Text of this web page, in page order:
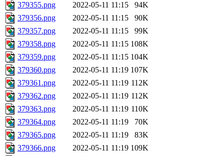
379355.png 2022-05-11 11:15
94K
379356.png
2022-05-11 11:15
90K
379357.png
2022-05-11 11:15
99K
379358.png
2022-05-11 11:15 108K
379359.png
2022-05-11 11:15 104K
379360.png
2022-05-11 11:19 107K
379361.png
2022-05-11 11:19 112K
379362.png
2022-05-11 11:19 112K
379363.png
2022-05-11 11:19 110K
379364.png
2022-05-11 11:19
70K
379365.png
2022-05-11 11:19
83K
379366.png
2022-05-11 11:19 109K